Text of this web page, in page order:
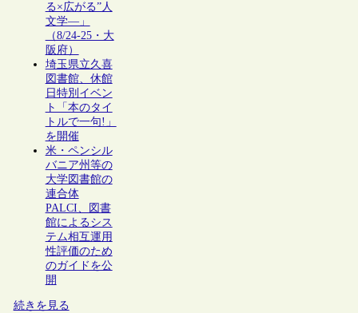
る×広がる”人
文学―」
（8/24-25・大
阪府）
埼玉県立久喜
図書館、休館
日特別イベン
ト「本のタイ
トルで一句!」
を開催
米・ペンシル
バニア州等の
大学図書館の
連合体
PALCI、図書
館によるシス
テム相互運用
性評価のため
のガイドを公
開
続きを見る